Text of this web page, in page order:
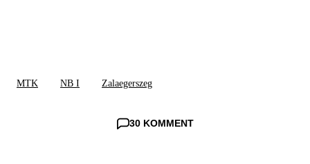
MTK NB I Zalaegerszeg
30 KOMMENT